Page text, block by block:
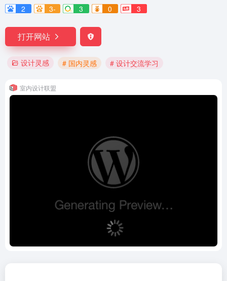
2
3- 3 0 3
打开网站
设计灵感 # 国内灵感 # 设计交流学习
室内设计联盟